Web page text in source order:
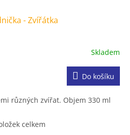
- Zvířátka
Skladem
Do košíku
různých zvířat. Objem 330 ml
Ocelkem